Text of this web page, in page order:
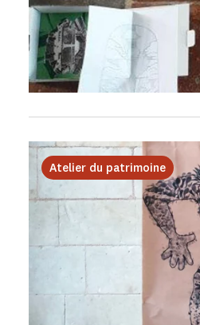
Atelier du patrimoine